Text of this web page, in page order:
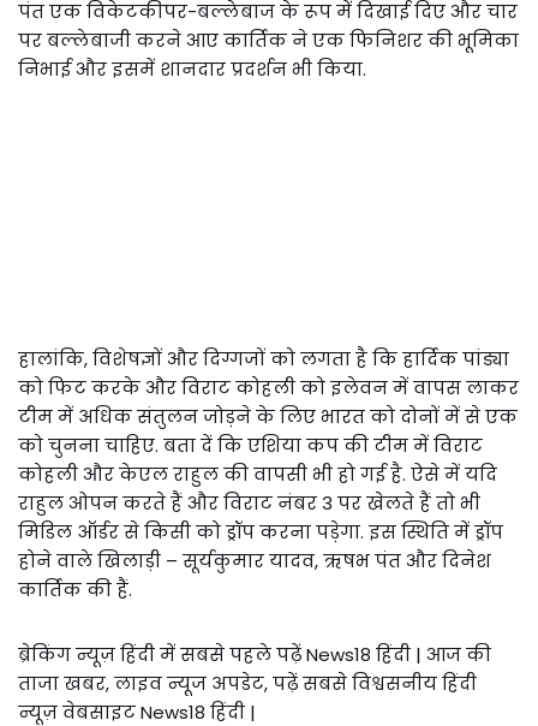
पंत एक विकेटकीपर-बल्लेबाज के रूप में दिखाई दिए और चार
पर बल्लेबाजी करने आए कार्तिक ने एक फिनिशर की भूमिका
निभाई और इसमें शानदार प्रदर्शन भी किया.
हालांकि, विशेषज्ञों और दिग्गजों को लगता है कि हार्दिक पांड्या
को फिट करके और विराट कोहली को इलेवन में वापस लाकर
टीम में अधिक संतुलन जोड़ने के लिए भारत को दोनों में से एक
को चुनना चाहिए. बता दें कि एशिया कप की टीम में विराट
कोहली और केएल राहुल की वापसी भी हो गई है. ऐसे में यदि
राहुल ओपन करते हैं और विराट नंबर 3 पर खेलते हैं तो भी
मिडिल ऑर्डर से किसी को ड्रॉप करना पड़ेगा. इस स्थिति में ड्रॉप
होने वाले खिलाड़ी – सूर्यकुमार यादव, ऋषभ पंत और दिनेश
कार्तिक की हैं.
ब्रेकिंग न्यूज़ हिंदी में सबसे पहले पढ़ें News18 हिंदी | आज की
ताजा खबर, लाइव न्यूज अपडेट, पढ़ें सबसे विश्वसनीय हिंदी
न्यूज़ वेबसाइट News18 हिंदी |